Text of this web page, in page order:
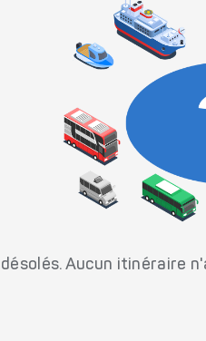
désolés. Aucun itinéraire